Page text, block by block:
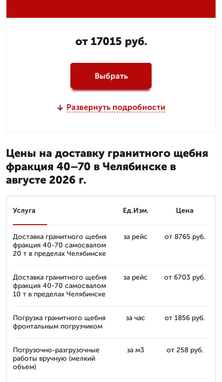
от 17015 руб.
Выбрать
Развернуть подробности
Цены на доставку гранитного щебня
фракция 40–70 в Челябинске в
августе 2026 г.
Услуга Ед.Изм. Цена
Доставка гранитного щебня
фракция 40-70 самосвалом
20 т в пределах Челябинске
за рейс от 8765 руб.
Доставка гранитного щебня
фракция 40-70 самосвалом
10 т в пределах Челябинске
за рейс от 6703 руб.
Погрузка гранитного щебня
фронтальным погрузчиком
за час от 1856 руб.
Погрузочно-разгрузочные
работы вручную (мелкий
объем)
за м3 от 258 руб.